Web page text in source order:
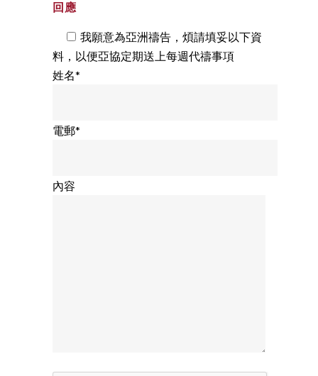
回應
我願意為亞洲禱告，煩請填妥以下資
料，以便亞協定期送上每週代禱事項
姓名*
電郵*
內容